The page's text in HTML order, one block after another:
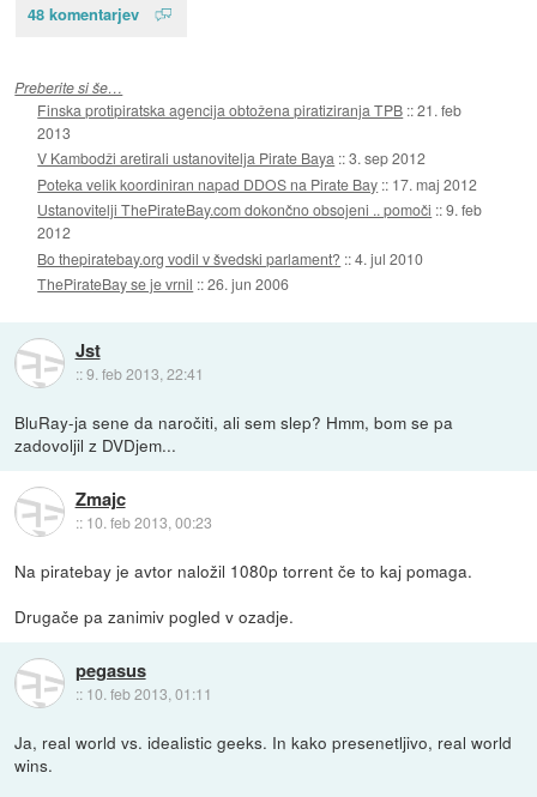
48 komentarjev
Preberite si še…
Finska protipiratska agencija obtožena piratiziranja TPB ::21. feb
2013
V Kambodži aretirali ustanovitelja Pirate Baya ::3. sep 2012
Poteka velik koordiniran napad DDOS na Pirate Bay :: 17. maj 2012
Ustanovitelji ThePirateBay.com dokončno obsojeni .. pomoči ::9. feb
2012
Bo thepiratebay.org vodil v švedski parlament? ::4. jul 2010
ThePirateBay se je vrnil ::26. jun 2006
Jst
::9. feb 2013, 22:41
BluRay-ja sene da naročiti, ali sem slep? Hmm, bom se pa
zadovoljil z DVDjem...
Zmajc
:: 10. feb 2013, 00:23
Na piratebay je avtor naložil 1080p torrent če to kaj pomaga.
Drugače pa zanimiv pogled v ozadje.
pegasus
:: 10. feb 2013, 01:11
Ja, real world vs. idealistic geeks. In kako presenetljivo, real world
wins.